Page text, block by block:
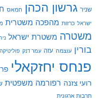
שניר גרשון הכהן חמאס
ישראל כרזות מהפכה משטרית
משטרה משטרת ישראל
בורין עוצמה עזה עמר דנק פוליטיקה
פנחס יחזקאלי
רועי צזנה רפורמה משפטית
תרבות ארגונית